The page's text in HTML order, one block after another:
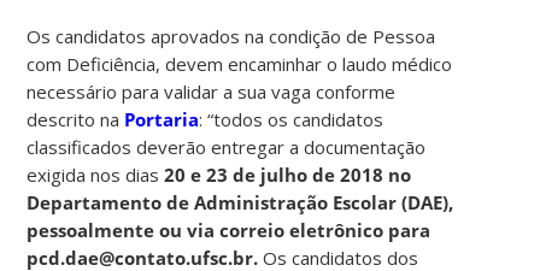
Os candidatos aprovados na condição de Pessoa
com Deficiência, devem encaminhar o laudo médico
necessário para validar a sua vaga conforme
descrito na Portaria: “todos os candidatos
classificados deverão entregar a documentação
exigida nos dias20 e 23 de julho de 2018 no
Departamento de Administração Escolar (DAE),
pessoalmente ou via correio eletrônico para
pcd.dae@contato.ufsc.br. Os candidatos dos